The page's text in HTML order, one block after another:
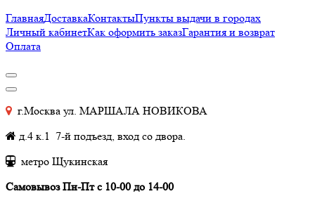
ГлавнаяДоставкаКонтактыПункты выдачи в городах
Личный кабинетКак оформить заказГарантия и возврат
Оплата
г.Москва ул. МАРШАЛА НОВИКОВА
д.4 к.1 7-й подъезд, вход со двора.
метро Щукинская
Самовывоз Пн-Пт с 10-00 до 14-00